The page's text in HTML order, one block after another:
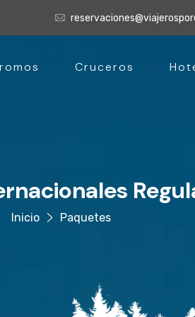
Cruceros
Inicio Paquetes